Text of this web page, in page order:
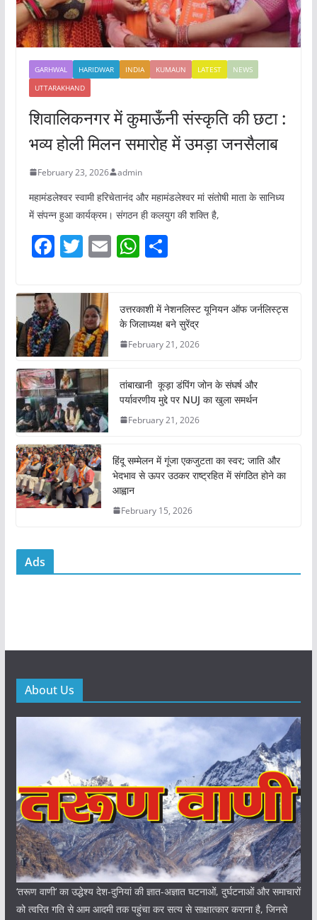
GARHWAL HARIDWAR INDIA KUMAUN LATEST
NEWS
UTTARAKHAND
शिवालिकनगर में कुमाऊँनी संस्कृति की छटा :
भव्य होली मिलन समारोह में उमड़ा जनसैलाब
February 23, 2026 admin
महामंडलेश्वर स्वामी हरिचेतानंद और महामंडलेश्वर मां संतोषी माता के सानिध्य
में संपन्न हुआ कार्यक्रम। संगठन ही कलयुग की शक्ति है,
F
c
e
b
o
o
k
T
itt
er
E W
s
A
p
S
e
उत्तरकाशी में नेशनलिस्ट यूनियन ऑफ जर्नलिस्ट्स
के जिलाध्यक्ष बने सुरेंद्र
February 21, 2026
तांबाखानी कूड़ा डंपिंग जोन के संघर्ष और
पर्यावरणीय मुद्दे पर NUJ का खुला समर्थन
February 21, 2026
हिंदू सम्मेलन में गूंजा एकजुटता का स्वर; जाति और
भेदभाव से ऊपर उठकर राष्ट्रहित में संगठित होने का
आह्वान
February 15, 2026
Ads
About Us
‘तरूण वाणी‘ का उद्धेश्य देश-दुनियां की ज्ञात-अज्ञात घटनाओं, दुर्घटनाओं और समाचारों
को त्वरित गति से आम आदमी तक पहुंचा कर सत्य से साक्षात्कार कराना है, जिनसे